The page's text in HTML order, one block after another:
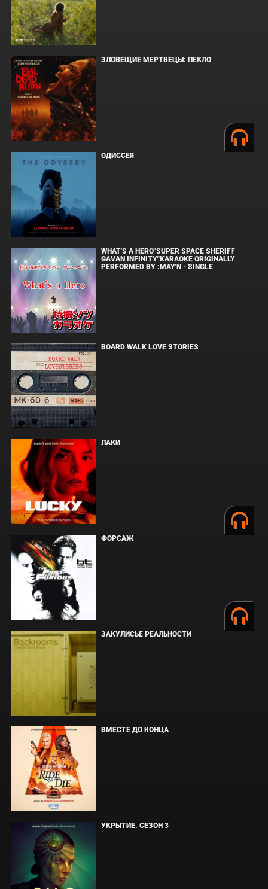
ЗЛОВЕЩИЕ МЕРТВЕЦЫ: ПЕКЛО
ОДИССЕЯ
WHAT'S A HERO"SUPER SPACE SHERIFF
GAVAN INFINITY"KARAOKE ORIGINALLY
PERFORMED BY :MAY'N - SINGLE
BOARD WALK LOVE STORIES
ЛАКИ
ФОРСАЖ
ЗАКУЛИСЬЕ РЕАЛЬНОСТИ
ВМЕСТЕ ДО КОНЦА
УКРЫТИЕ. СЕЗОН 3